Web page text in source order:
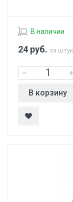
В наличии
24 руб. за
В корзину